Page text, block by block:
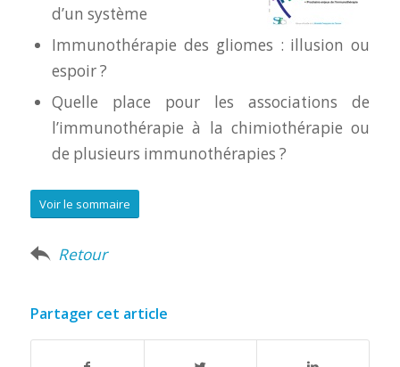
d’un système
Immunothérapie des gliomes : illusion ou
espoir ?
Quelle place pour les associations de
l’immunothérapie à la chimiothérapie ou
de plusieurs immunothérapies ?
Voir le sommaire
Retour
Partager cet article